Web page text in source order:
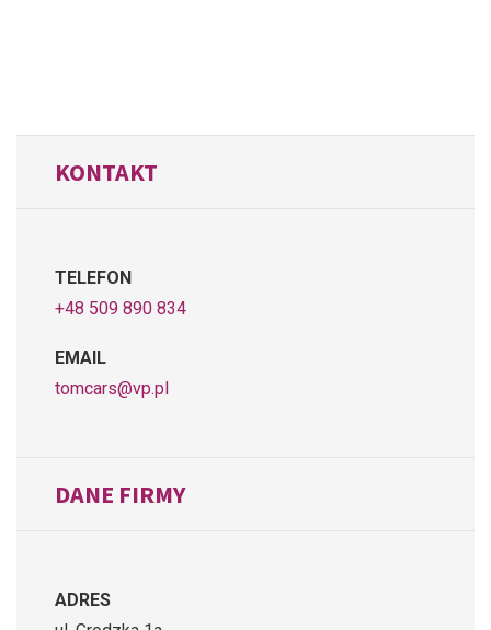
KONTAKT
TELEFON
+48 509 890 834
EMAIL
tomcars@vp.pl
DANE FIRMY
ADRES